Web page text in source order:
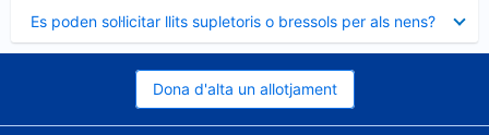
Es poden sol·licitar llits supletoris o bressols per als nens?
tancat
Dona d'alta un allotjament